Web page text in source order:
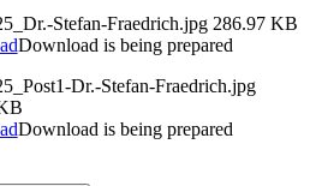
Stefan-Fraedrich.jpg 286.97 KB
Download is being prepared
Dr.-Stefan-Fraedrich.jpg
Download is being prepared